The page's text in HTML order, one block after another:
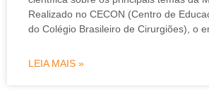
Realizado no CECON (Centro de
do Colégio Brasileiro de Cirurgiões), o
LEIA MAIS »